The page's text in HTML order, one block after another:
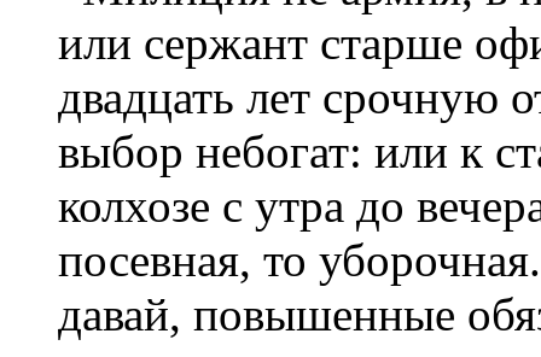
или сержант старше
двадцать лет срочную
выбор небогат: или к
колхозе с утра до
посевная, то
давай, повышенные